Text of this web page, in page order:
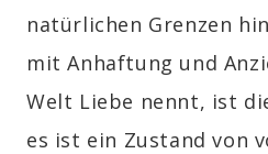
natürlichen Grenzen
mit Anhaftung und
Welt Liebe nennt, ist
es ist ein Zustand von